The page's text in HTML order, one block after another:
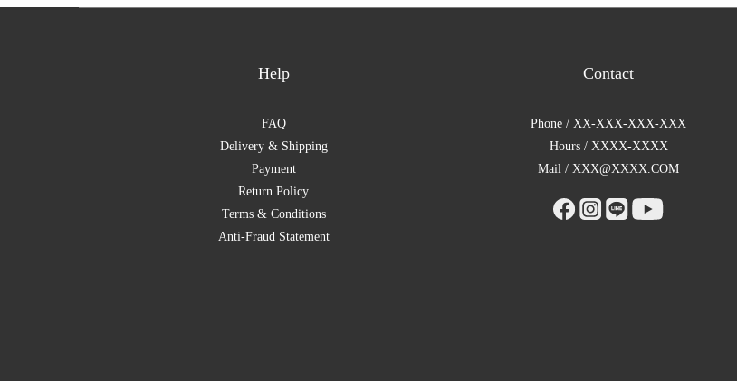
Help
FAQ
Delivery & Shipping
Payment
Return Policy
Terms & Conditions
Anti-Fraud Statement
Contact
Phone / XX-XXX-XXX-XXX
Hours / XXXX-XXXX
Mail / XXX@XXXX.COM